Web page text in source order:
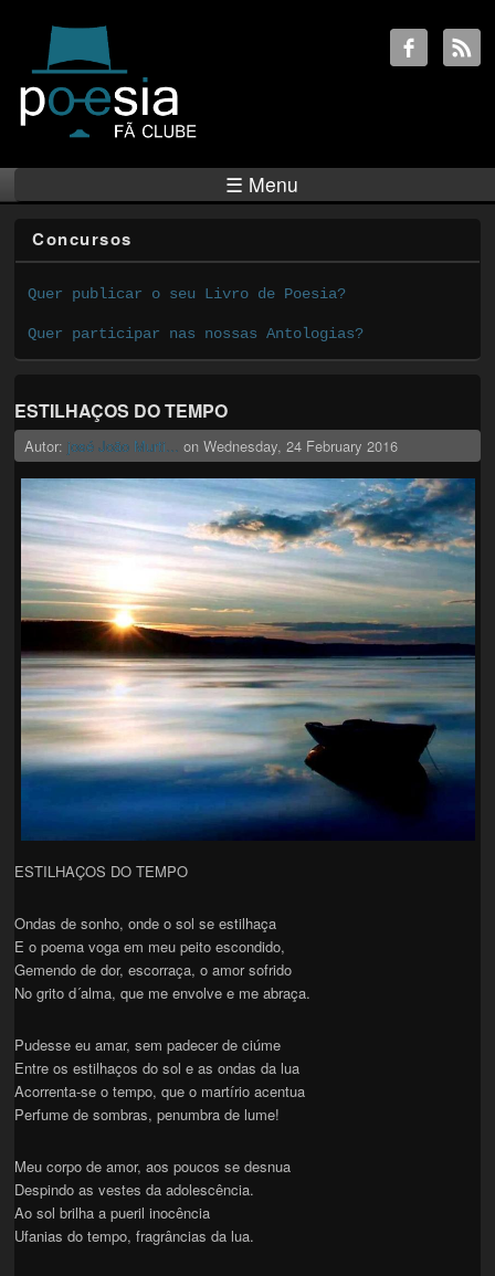
☰ Menu
Concursos
Quer publicar o seu Livro de Poesia?
Quer participar nas nossas Antologias?
ESTILHAÇOS DO TEMPO
Autor: josé João Murti... onWednesday, 24 February 2016
ESTILHAÇOS DO TEMPO
Ondas de sonho, onde o sol se estilhaça
E o poema voga em meu peito escondido,
Gemendo de dor, escorraça, o amor sofrido
No grito d´alma, que me envolve e me abraça.
Pudesse eu amar, sem padecer de ciúme
Entre os estilhaços do sol e as ondas da lua
Acorrenta-se o tempo, que o martírio acentua
Perfume de sombras, penumbra de lume!
Meu corpo de amor, aos poucos se desnua
Despindo as vestes da adolescência.
Ao sol brilha a pueril inocência
Ufanias do tempo, fragrâncias da lua.